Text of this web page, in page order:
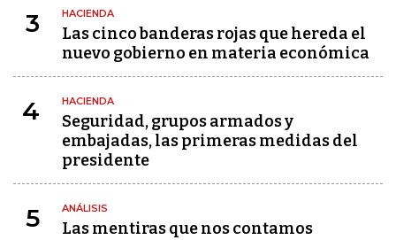
3 HACIENDA
Las cinco banderas rojas que hereda el
nuevo gobierno en materia económica
4 HACIENDA
Seguridad, grupos armados y
embajadas, las primeras medidas del
presidente
5 ANÁLISIS
Las mentiras que nos contamos